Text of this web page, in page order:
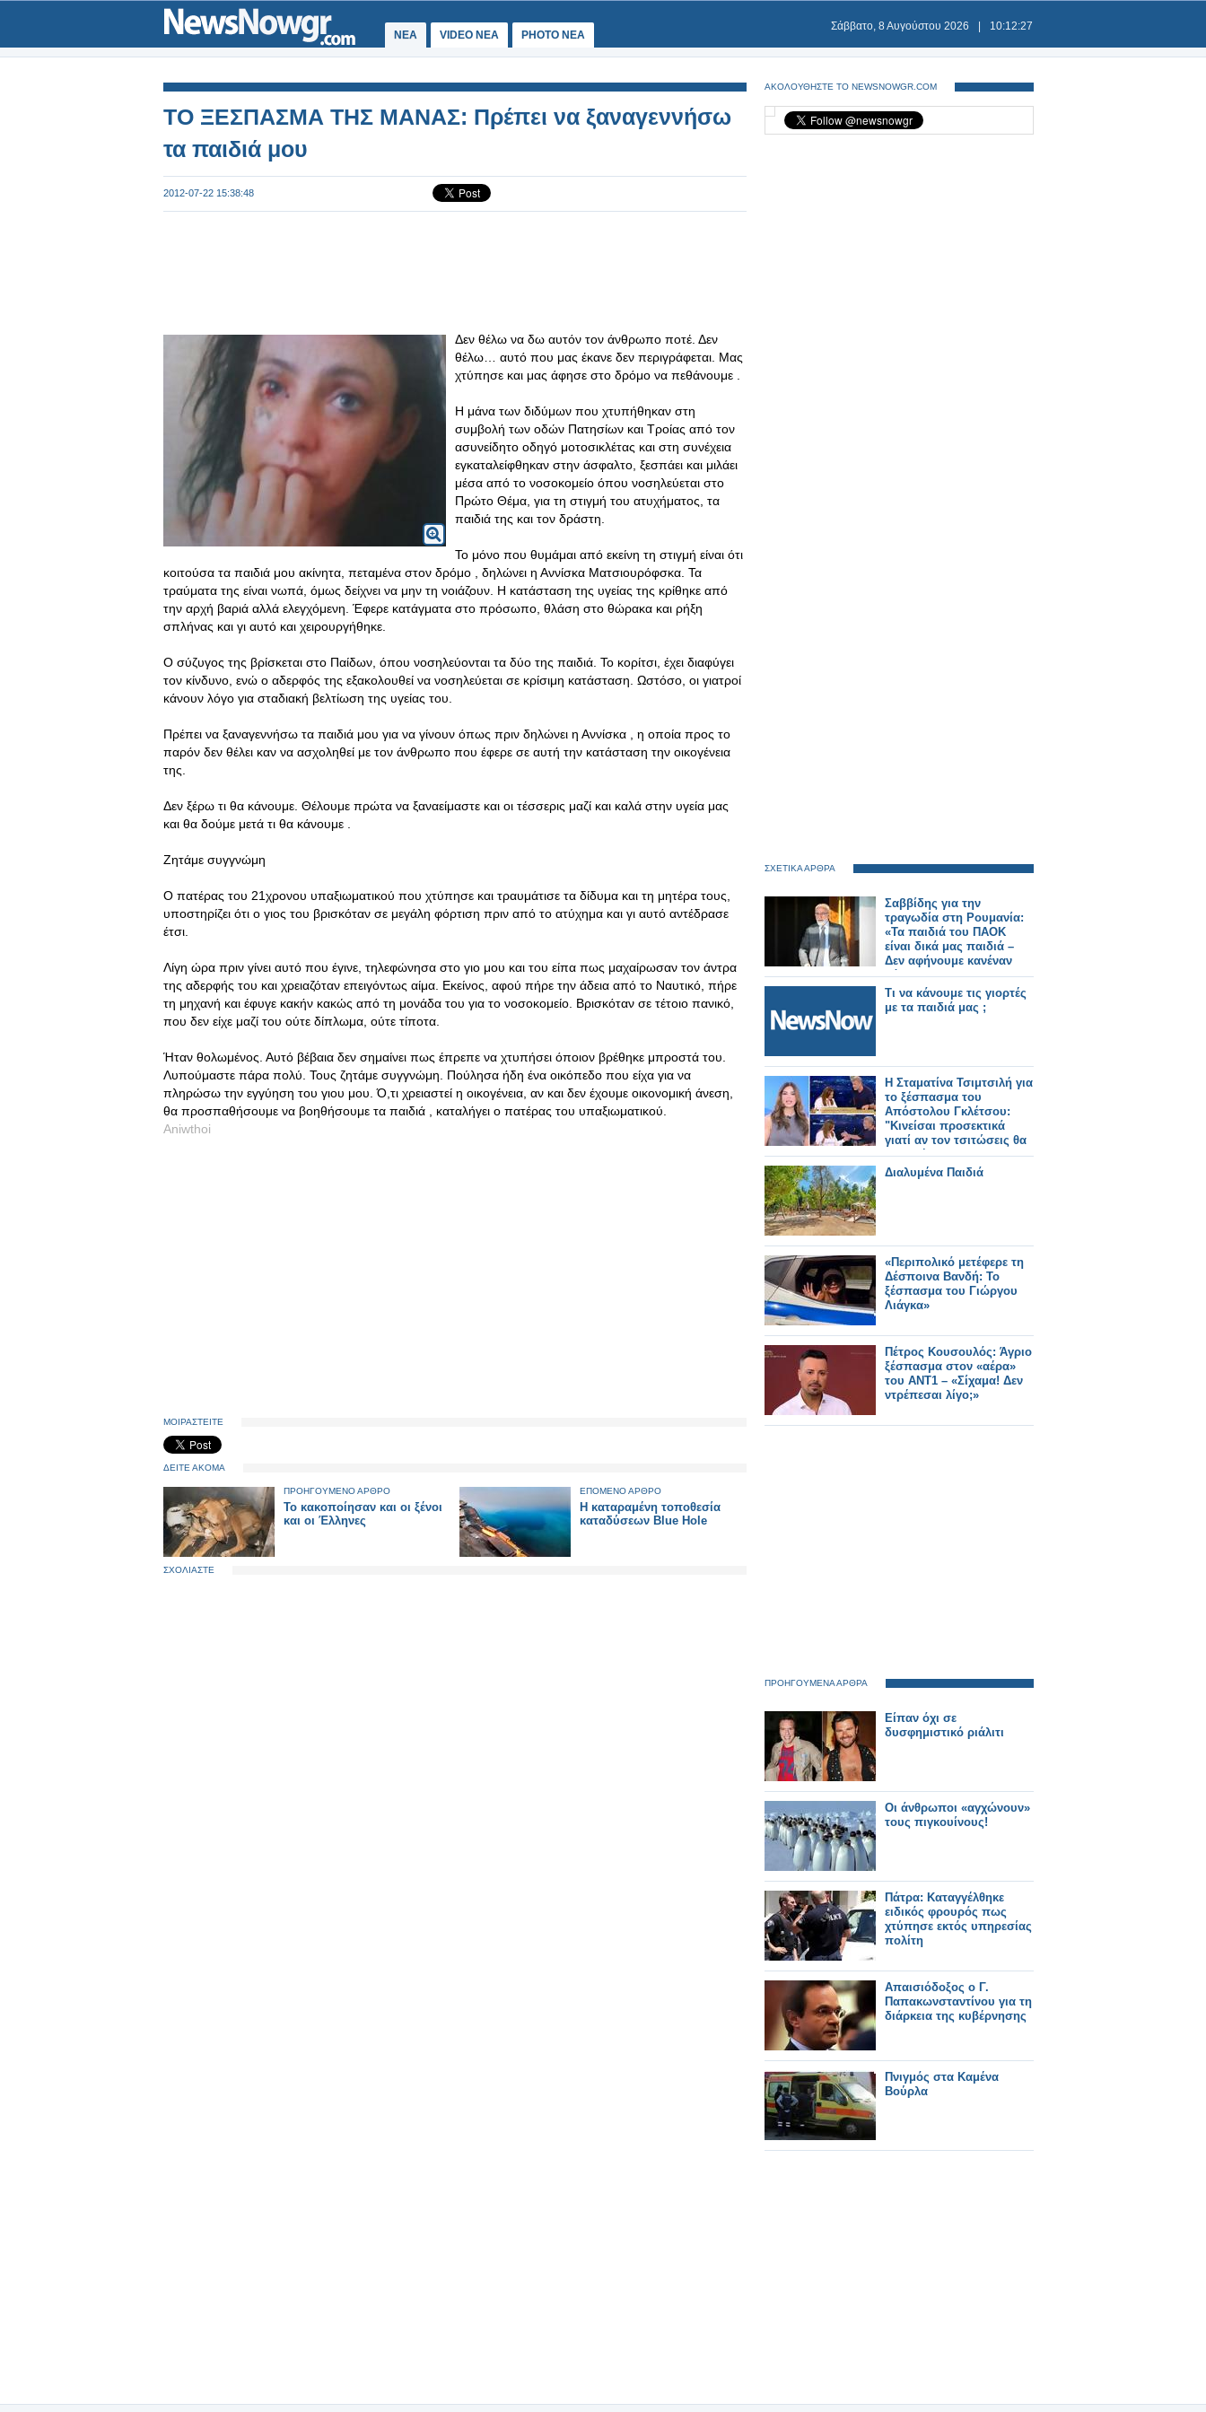
ΝΕΑ VIDEO NEA PHOTO NEA
Σάββατο, 8 Αυγούστου 2026 10:12:27
ΤΟ ΞΕΣΠΑΣΜΑ ΤΗΣ ΜΑΝΑΣ: Πρέπει να ξαναγεννήσω
τα παιδιά μου
2012-07-22 15:38:48
Δεν θέλω να δω αυτόν τον άνθρωπο ποτέ. Δεν
θέλω… αυτό που μας έκανε δεν περιγράφεται. Μας
χτύπησε και μας άφησε στο δρόμο να πεθάνουμε .
Η μάνα των διδύμων που χτυπήθηκαν στη
συμβολή των οδών Πατησίων και Τροίας από τον
ασυνείδητο οδηγό μοτοσικλέτας και στη συνέχεια
εγκαταλείφθηκαν στην άσφαλτο, ξεσπάει και μιλάει
μέσα από το νοσοκομείο όπου νοσηλεύεται στο
Πρώτο Θέμα, για τη στιγμή του ατυχήματος, τα
παιδιά της και τον δράστη.
Το μόνο που θυμάμαι από εκείνη τη στιγμή είναι ότι
κοιτούσα τα παιδιά μου ακίνητα, πεταμένα στον δρόμο , δηλώνει η Αννίσκα Ματσιουρόφσκα. Τα
τραύματα της είναι νωπά, όμως δείχνει να μην τη νοιάζουν. Η κατάσταση της υγείας της κρίθηκε από
την αρχή βαριά αλλά ελεγχόμενη. Έφερε κατάγματα στο πρόσωπο, θλάση στο θώρακα και ρήξη
σπλήνας και γι αυτό και χειρουργήθηκε.
Ο σύζυγος της βρίσκεται στο Παίδων, όπου νοσηλεύονται τα δύο της παιδιά. Το κορίτσι, έχει διαφύγει
τον κίνδυνο, ενώ ο αδερφός της εξακολουθεί να νοσηλεύεται σε κρίσιμη κατάσταση. Ωστόσο, οι γιατροί
κάνουν λόγο για σταδιακή βελτίωση της υγείας του.
Πρέπει να ξαναγεννήσω τα παιδιά μου για να γίνουν όπως πριν δηλώνει η Αννίσκα , η οποία προς το
παρόν δεν θέλει καν να ασχοληθεί με τον άνθρωπο που έφερε σε αυτή την κατάσταση την οικογένεια
της.
Δεν ξέρω τι θα κάνουμε. Θέλουμε πρώτα να ξαναείμαστε και οι τέσσερις μαζί και καλά στην υγεία μας
και θα δούμε μετά τι θα κάνουμε .
Ζητάμε συγγνώμη
Ο πατέρας του 21χρονου υπαξιωματικού που χτύπησε και τραυμάτισε τα δίδυμα και τη μητέρα τους,
υποστηρίζει ότι ο γιος του βρισκόταν σε μεγάλη φόρτιση πριν από το ατύχημα και γι αυτό αντέδρασε
έτσι.
Λίγη ώρα πριν γίνει αυτό που έγινε, τηλεφώνησα στο γιο μου και του είπα πως μαχαίρωσαν τον άντρα
της αδερφής του και χρειαζόταν επειγόντως αίμα. Εκείνος, αφού πήρε την άδεια από το Ναυτικό, πήρε
τη μηχανή και έφυγε κακήν κακώς από τη μονάδα του για το νοσοκομείο. Βρισκόταν σε τέτοιο πανικό,
που δεν είχε μαζί του ούτε δίπλωμα, ούτε τίποτα.
Ήταν θολωμένος. Αυτό βέβαια δεν σημαίνει πως έπρεπε να χτυπήσει όποιον βρέθηκε μπροστά του.
Λυπούμαστε πάρα πολύ. Τους ζητάμε συγγνώμη. Πούλησα ήδη ένα οικόπεδο που είχα για να
πληρώσω την εγγύηση του γιου μου. Ό,τι χρειαστεί η οικογένεια, αν και δεν έχουμε οικονομική άνεση,
θα προσπαθήσουμε να βοηθήσουμε τα παιδιά , καταλήγει ο πατέρας του υπαξιωματικού.
Aniwthoi
ΜΟΙΡΑΣΤΕΙΤΕ
ΔΕΙΤΕ ΑΚΟΜΑ
ΠΡΟΗΓΟΥΜΕΝΟ ΑΡΘΡΟ
Το κακοποίησαν και οι ξένοι
και οι Έλληνες
ΕΠΟΜΕΝΟ ΑΡΘΡΟ
Η καταραμένη τοποθεσία
καταδύσεων Blue Hole
ΣΧΟΛΙΑΣΤΕ
ΑΚΟΛΟΥΘΗΣΤΕ ΤΟ NEWSNOWGR.COM
ΣΧΕΤΙΚΑ ΑΡΘΡΑ
Σαββίδης για την
τραγωδία στη Ρουμανία:
«Τα παιδιά του ΠΑΟΚ
είναι δικά μας παιδιά –
Δεν αφήνουμε κανέναν
μόνο»
Τι να κάνουμε τις γιορτές
με τα παιδιά μας ;
Η Σταματίνα Τσιμτσιλή για
το ξέσπασμα του
Απόστολου Γκλέτσου:
"Κινείσαι προσεκτικά
γιατί αν τον τσιτώσεις θα
απαντήσει"
Διαλυμένα Παιδιά
«Περιπολικό μετέφερε τη
Δέσποινα Βανδή: Το
ξέσπασμα του Γιώργου
Λιάγκα»
Πέτρος Κουσουλός: Άγριο
ξέσπασμα στον «αέρα»
του ΑΝΤ1 – «Σίχαμα! Δεν
ντρέπεσαι λίγο;»
ΠΡΟΗΓΟΥΜΕΝΑ ΑΡΘΡΑ
Είπαν όχι σε
δυσφημιστικό ριάλιτι
Οι άνθρωποι «αγχώνουν»
τους πιγκουίνους!
Πάτρα: Καταγγέλθηκε
ειδικός φρουρός πως
χτύπησε εκτός υπηρεσίας
πολίτη
Απαισιόδοξος ο Γ.
Παπακωνσταντίνου για τη
διάρκεια της κυβέρνησης
Πνιγμός στα Καμένα
Βούρλα